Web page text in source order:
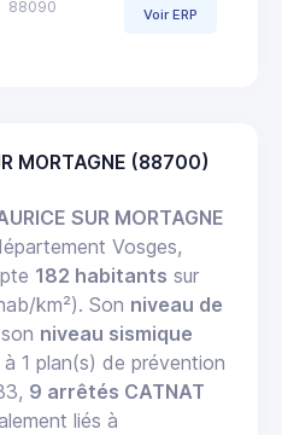
88090 Voir ERP
MORTAGNE (88700)
SUR MORTAGNE
Vosges,
182 habitants sur
km²). Son niveau de
niveau sismique
1 plan(s) de prévention
9 arrêtés CATNAT
liés à